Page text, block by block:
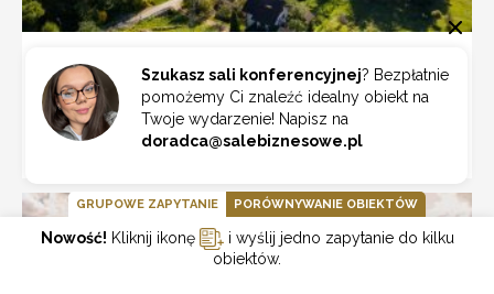
Szczyrk
ZOBACZ
Szukasz sali konferencyjnej? Bezpłatnie
pomożemy Ci znaleźć idealny obiekt na
Twoje wydarzenie! Napisz na
doradca@salebiznesowe.pl
GRUPOWE ZAPYTANIE PORÓWNYWANIE OBIEKTÓW
Nowość! Kliknij ikonę
i wyślij jedno zapytanie do kilku
obiektów.